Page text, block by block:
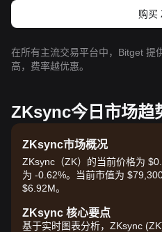
购买
在所有主流交易平台中，Bitget 提
高，费率越优惠。
ZKsync今日市场趋
ZKsync市场概况
ZKsync（ZK）的当前价格为
为 -0.62%。当前市值为
$6.92M。
ZKsync 核心要点
基于实时图表分析，ZKsync